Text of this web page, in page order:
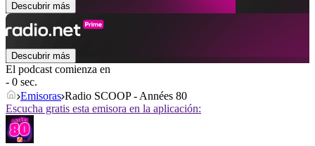
Descubrir más
Descubrir más
El podcast comienza en
- 0 sec.
Emisoras Radio SCOOP - Années 80
Escucha gratis esta emisora en la aplicación: